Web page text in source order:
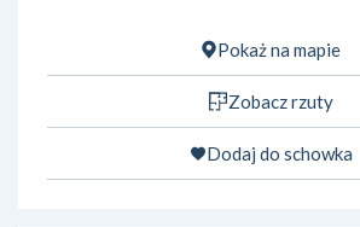
Pokaż na mapie
Zobacz rzuty
Dodaj do schowka